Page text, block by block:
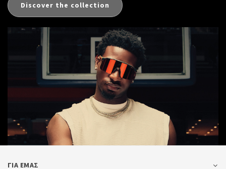
Discover the collection
ΓΙΑ ΕΜΑΣ